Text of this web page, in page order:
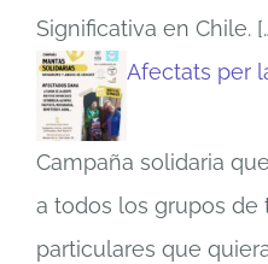
Significativa en Chile.
Afectats per
Campaña solidaria
a todos los grupos de
particulares que